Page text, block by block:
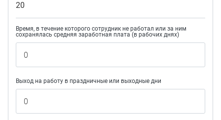
20
Время, в течение которого сотрудник не работал или за ним
сохранялась средняя заработная плата (в рабочих днях)
Выход на работу в праздничные или выходные дни